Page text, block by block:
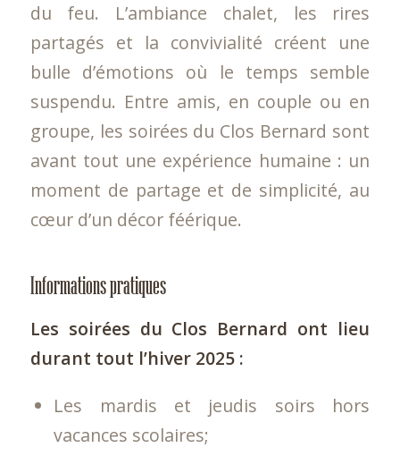
du feu. L’ambiance chalet, les rires
partagés et la convivialité créent une
bulle d’émotions où le temps semble
suspendu. Entre amis, en couple ou en
groupe, les soirées du Clos Bernard sont
avant tout une expérience humaine : un
moment de partage et de simplicité, au
cœur d’un décor féérique.
Informations pratiques
Les soirées du Clos Bernard ont lieu
durant tout l’hiver 2025 :
Les mardis et jeudis soirs hors
vacances scolaires;